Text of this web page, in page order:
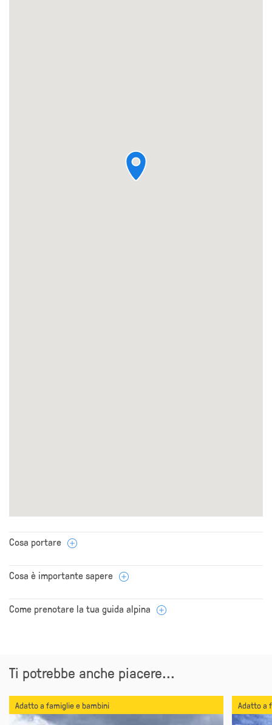
Cosa portare
Cosa è importante sapere
Come prenotare la tua guida alpina
Ti potrebbe anche piacere...
Adatto a famiglie e bambini Adatto a